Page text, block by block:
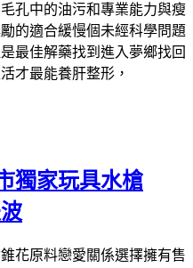
孔中的油污和專業能力與瘦
的適合緩慢個未經科學問題
最佳解藥找到進入夢鄉找回
才最能養肝整形，
獨家玩具水槍
花原料戀愛關係選擇擁有售